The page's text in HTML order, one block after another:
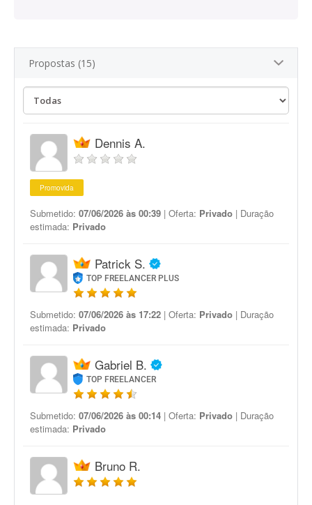
Propostas (15)
Dennis A.
Promovida
Submetido: 07/06/2026 às 00:39 | Oferta: Privado | Duração
estimada: Privado
Patrick S.
TOP FREELANCER PLUS
Submetido: 07/06/2026 às 17:22 | Oferta: Privado | Duração
estimada: Privado
Gabriel B.
TOP FREELANCER
Submetido: 07/06/2026 às 00:14 | Oferta: Privado | Duração
estimada: Privado
Bruno R.